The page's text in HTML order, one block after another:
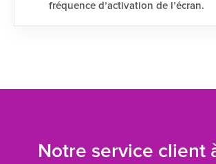
fréquence d’activation de l’écran.
Notre service client